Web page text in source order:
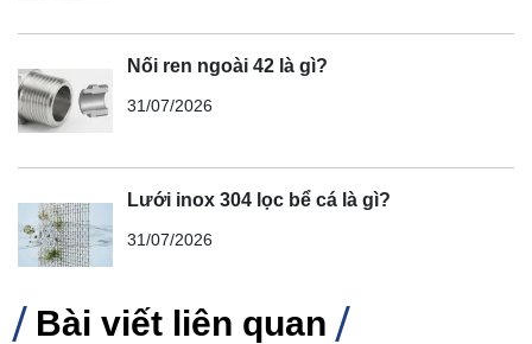
Nối ren ngoài 42 là gì?
31/07/2026
Lưới inox 304 lọc bể cá là gì?
31/07/2026
Bài viết liên quan